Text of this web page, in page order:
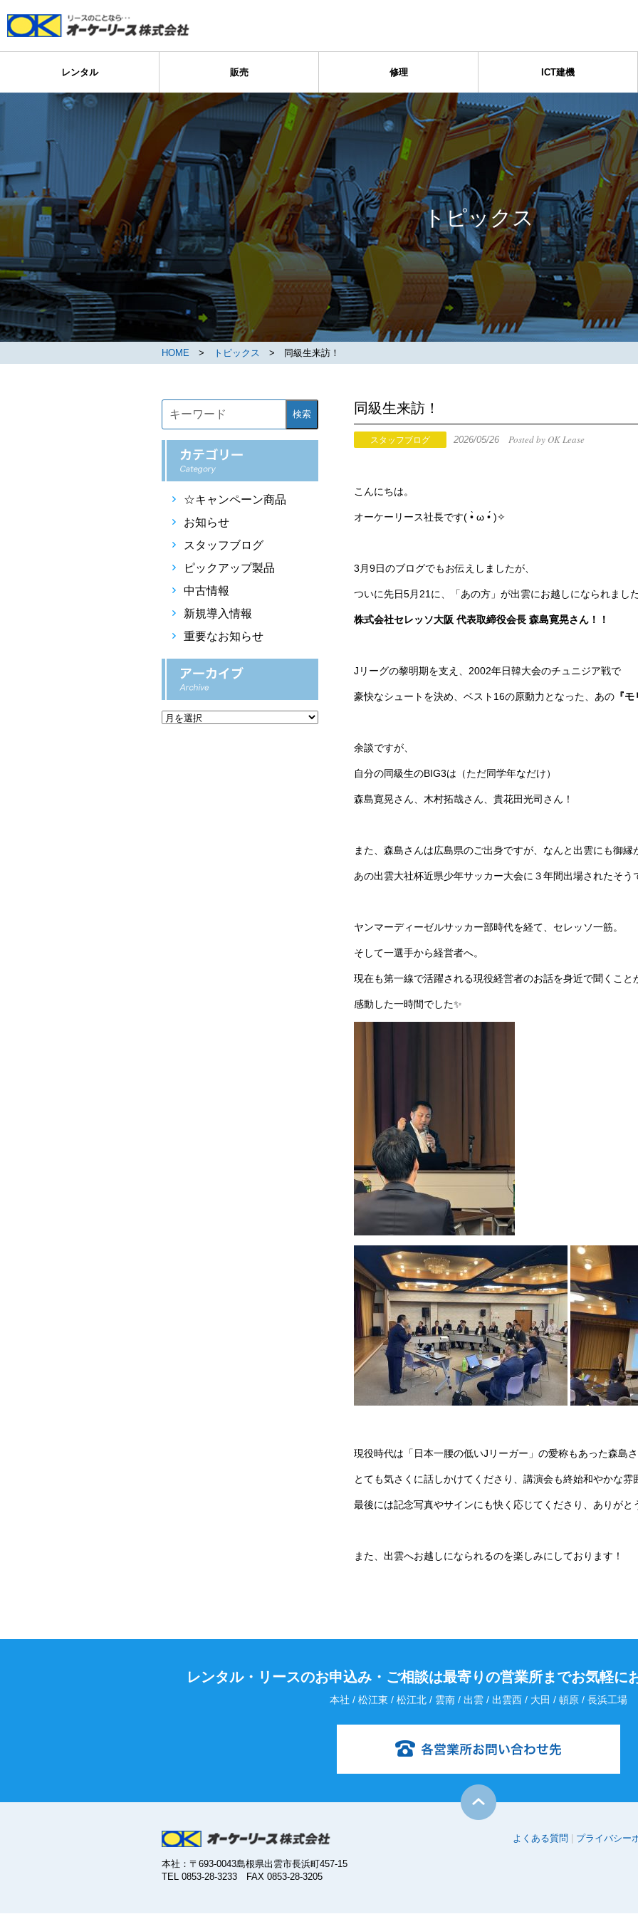
レンタル 販売 修理 ICT建機
トピックス
HOME > トピックス > 同級生来訪！
同級生来訪！
スタッフブログ 2026/05/26 Posted by OK Lease
こんにちは。
オーケーリース社長です( •̀ ω •́ )✧
3月9日のブログでもお伝えしましたが、
ついに先日5月21に、「あの方」が出雲にお越しになられまし
株式会社セレッソ大阪 代表取締役会長 森島寛晃さん！！
Jリーグの黎明期を支え、2002年日韓大会のチュニジア戦で
豪快なシュートを決め、ベスト16の原動力となった、あの 『
余談ですが、
自分の同級生のBIG3は（ただ同学年なだけ）
森島寛晃さん、木村拓哉さん、貴花田光司さん！
また、森島さんは広島県のご出身ですが、なんと出雲にも御縁
あの出雲大社杯近県少年サッカー大会に３年間出場されたそう
ヤンマーディーゼルサッカー部時代を経て、セレッソ一筋。
そして一選手から経営者へ。
現在も第一線で活躍される現役経営者のお話を身近で聞くこと
感動した一時間でした✨
現役時代は「日本一腰の低いJリーガー」の愛称もあった森島
とても気さくに話しかけてくださり、講演会も終始和やかな雰
最後には記念写真やサインにも快く応じてくださり、ありがと
また、出雲へお越しになられるのを楽しみにしております！
検索
☆キャンペーン商品
お知らせ
スタッフブログ
ピックアップ製品
中古情報
新規導入情報
重要なお知らせ
レンタル・リースのお申込み・ ご相談は最寄りの営業所までお気軽に
本社 / 松江東 / 松江北 / 雲南 / 出雲 / 出雲西 / 大田 / 頓原 / 長浜工場
本社：〒693-0043島根県出雲市長浜町457-15
TEL 0853-28-3233 FAX 0853-28-3205
よくある質問 プライバシー